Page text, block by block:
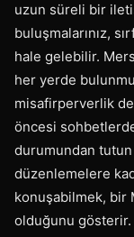
uzun süreli bir
buluşmalarınız,
hale gelebilir.
her yerde
misafirperverlik
öncesi
durumundan
düzenlemelere
konuşabilmek, bir
olduğunu gösterir.